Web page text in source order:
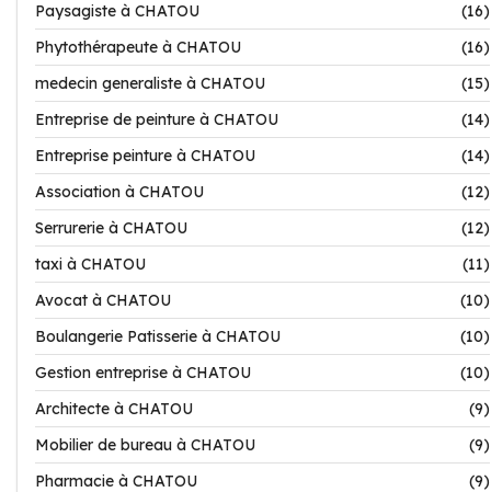
Paysagiste à CHATOU
(16)
Phytothérapeute à CHATOU
(16)
medecin generaliste à CHATOU
(15)
Entreprise de peinture à CHATOU
(14)
Entreprise peinture à CHATOU
(14)
Association à CHATOU
(12)
Serrurerie à CHATOU
(12)
taxi à CHATOU
(11)
Avocat à CHATOU
(10)
Boulangerie Patisserie à CHATOU
(10)
Gestion entreprise à CHATOU
(10)
Architecte à CHATOU
(9)
Mobilier de bureau à CHATOU
(9)
Pharmacie à CHATOU
(9)